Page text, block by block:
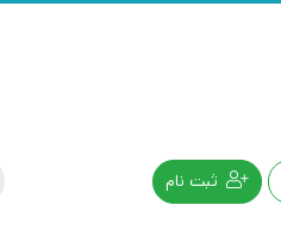
ثبت نام